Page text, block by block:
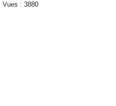
Vues : 3880